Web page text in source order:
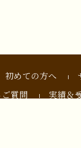
初めての方へ
質問 実績＆